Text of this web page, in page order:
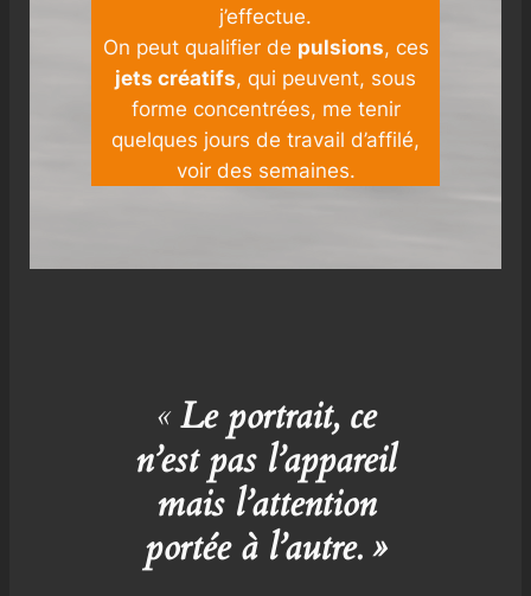
j’effectue.
On peut qualifier de pulsions, ces
jets créatifs, qui peuvent, sous
forme concentrées, me tenir
quelques jours de travail d’affilé,
voir des semaines.
«Le portrait, ce
n’est pas l’appareil
mais l’attention
portée à l’autre. »